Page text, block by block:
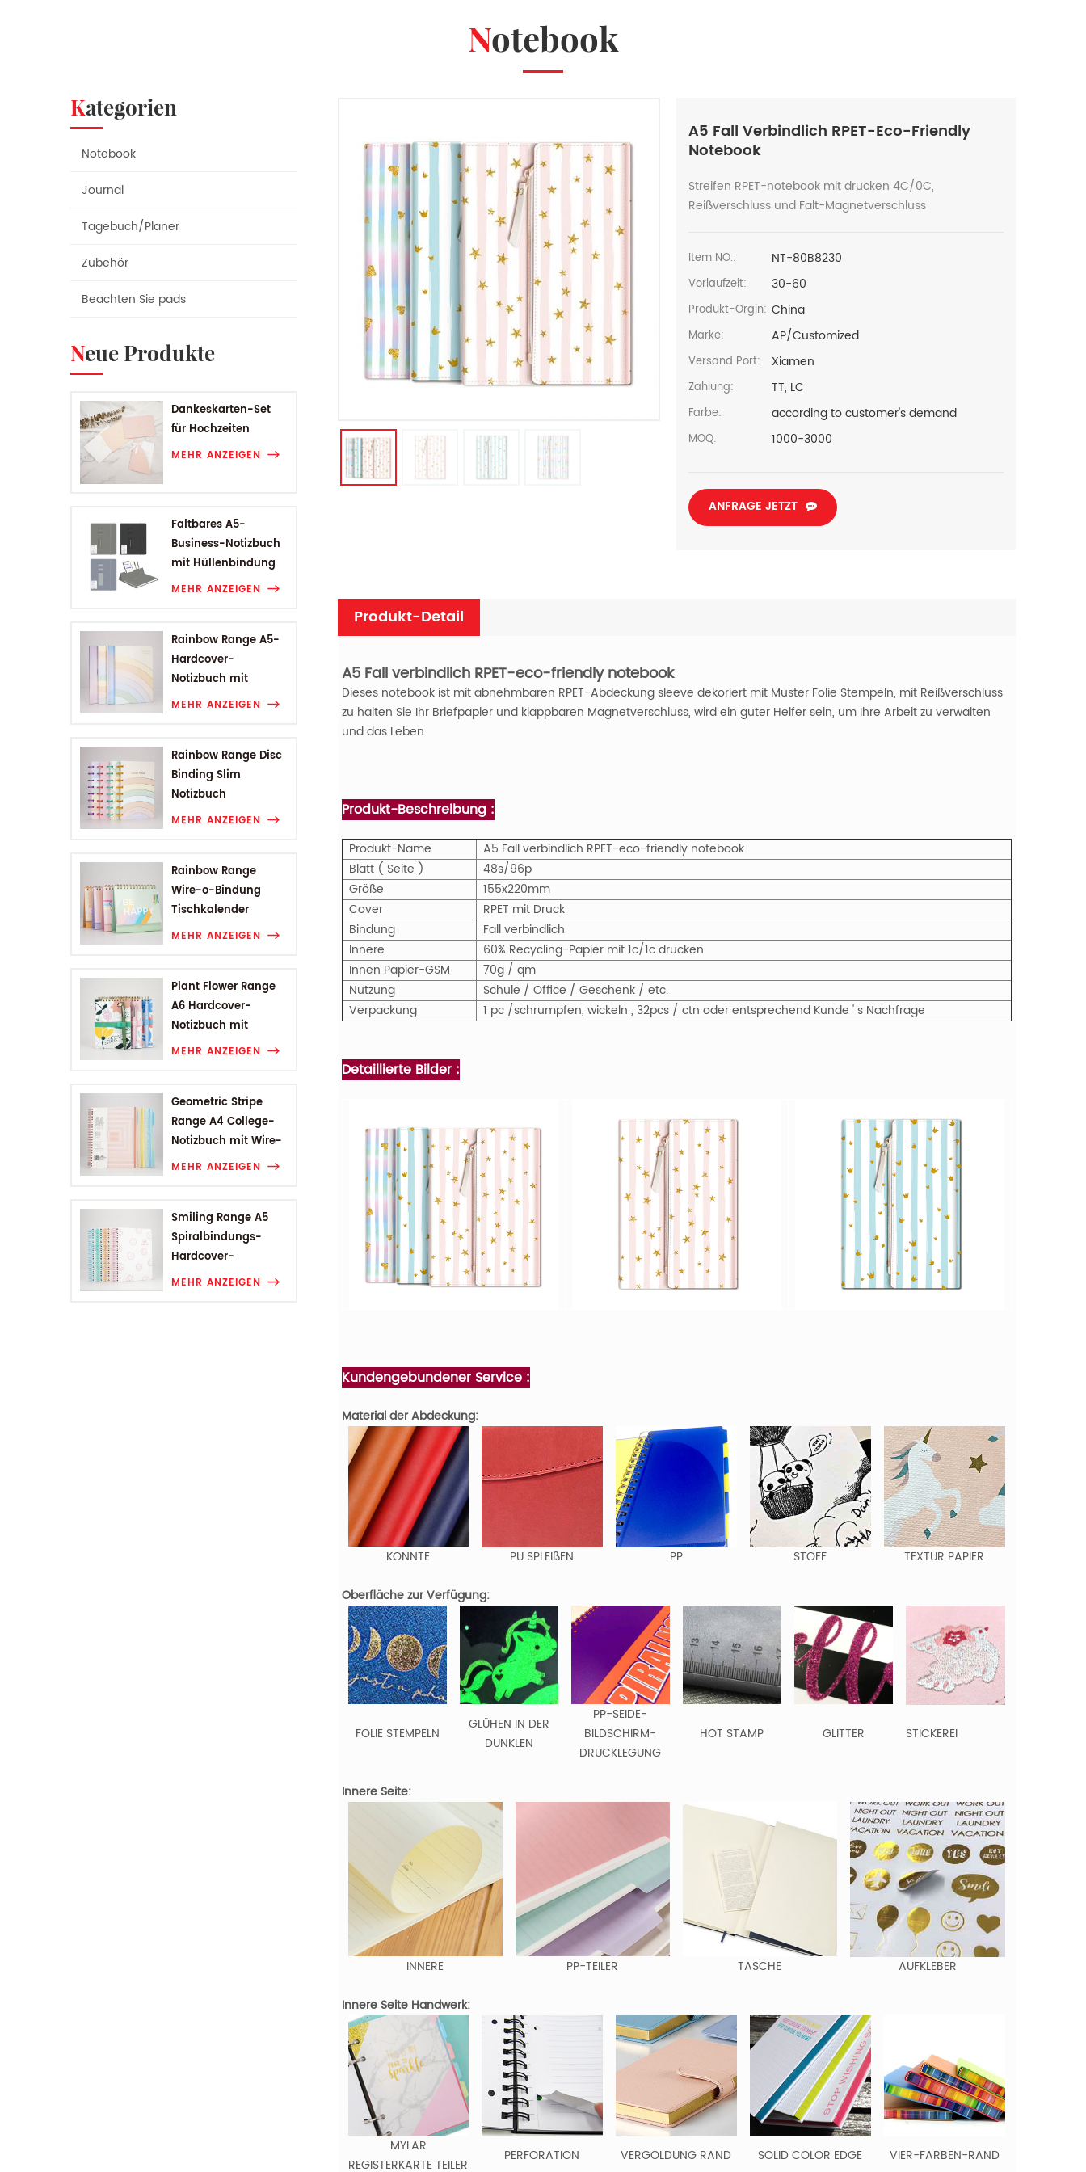
Notebook
Kategorien
Notebook
Journal
Tagebuch/Planer
Zubehör
Beachten Sie pads
Neue Produkte
Dankeskarten-Set
für Hochzeiten
MEHR ANZEIGEN
Faltbares A5-
Business-Notizbuch
mit Hüllenbindung
MEHR ANZEIGEN
Rainbow Range A5-
Hardcover-
Notizbuch mit
Hüllenbindung
MEHR ANZEIGEN
Rainbow Range Disc
Binding Slim
Notizbuch
MEHR ANZEIGEN
Rainbow Range
Wire-o-Bindung
Tischkalender
MEHR ANZEIGEN
Plant Flower Range
A6 Hardcover-
Notizbuch mit
Drahtbindung
MEHR ANZEIGEN
Geometric Stripe
Range A4 College-
Notizbuch mit Wire-
O-Bindung
MEHR ANZEIGEN
Smiling Range A5
Spiralbindungs-
Hardcover-
Studentennotizbuch
MEHR ANZEIGEN
A5 Fall Verbindlich RPET-Eco-Friendly
Notebook
Streifen RPET-notebook mit drucken 4C/0C,
Reißverschluss und Falt-Magnetverschluss
Item NO.: NT-80B8230
Vorlaufzeit: 30-60
Produkt-Orgin: China
Marke: AP/Customized
Versand Port: Xiamen
Zahlung: TT, LC
Farbe: according to customer's demand
MOQ: 1000-3000
ANFRAGE JETZT
Produkt-Detail
A5 Fall verbindlich RPET-eco-friendly notebook
Dieses notebook ist mit abnehmbaren RPET-Abdeckung sleeve dekoriert mit Muster Folie Stempeln, mit Reißverschluss
zu halten Sie Ihr Briefpapier und klappbaren Magnetverschluss, wird ein guter Helfer sein, um Ihre Arbeit zu verwalten
und das Leben.
Produkt-Beschreibung :
Produkt-Name
A5 Fall verbindlich RPET-eco-friendly notebook
Blatt ( Seite )
48s/96p
Größe
155x220mm
Cover
RPET mit Druck
Bindung
Fall verbindlich
Innere
60% Recycling-Papier mit 1c/1c drucken
Innen Papier-GSM
70g / qm
Nutzung
Schule / Office / Geschenk / etc.
Verpackung
1 pc /schrumpfen, wickeln , 32pcs / ctn oder entsprechend Kunde ' s Nachfrage
Detaillierte Bilder :
Kundengebundener Service :
Material der Abdeckung:
KONNTE PU SPLEIßEN PP STOFF TEXTUR PAPIER
Oberfläche zur Verfügung:
FOLIE STEMPELN
GLÜHEN IN DER
DUNKLEN
PP-SEIDE-
BILDSCHIRM-
DRUCKLEGUNG
HOT STAMP GLITTER STICKEREI
Innere Seite:
INNERE PP-TEILER TASCHE AUFKLEBER
Innere Seite Handwerk:
MYLAR
REGISTERKARTE TEILER
PERFORATION VERGOLDUNG RAND SOLID COLOR EDGE VIER-FARBEN-RAND